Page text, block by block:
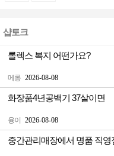
샵토크
메롱 2026-08-08
롤렉스 복지 어떤가요?
융이 2026-08-08
화장품4년공백기 37살이면
중간관리매장에서 명품 직